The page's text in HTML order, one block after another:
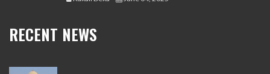
RECENT NEWS